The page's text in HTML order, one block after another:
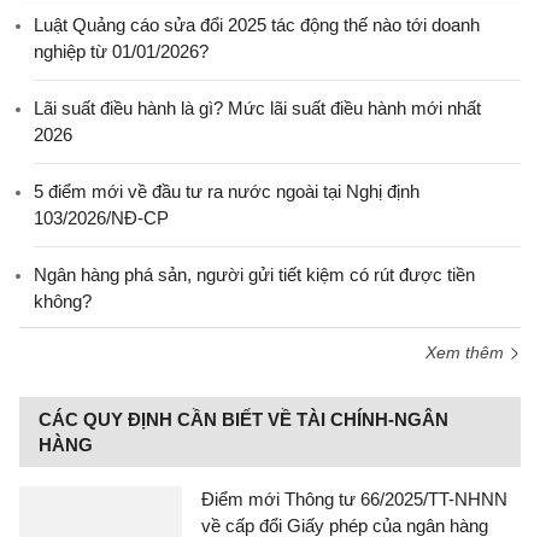
Luật Quảng cáo sửa đổi 2025 tác động thế nào tới doanh
nghiệp từ 01/01/2026?
Lãi suất điều hành là gì? Mức lãi suất điều hành mới nhất
2026
5 điểm mới về đầu tư ra nước ngoài tại Nghị định
103/2026/NĐ-CP
Ngân hàng phá sản, người gửi tiết kiệm có rút được tiền
không?
Xem thêm
CÁC QUY ĐỊNH CẦN BIẾT VỀ TÀI CHÍNH-NGÂN
HÀNG
Điểm mới Thông tư 66/2025/TT-NHNN
về cấp đổi Giấy phép của ngân hàng